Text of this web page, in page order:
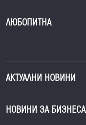
ЛЮБОПИТНА
АКТУАЛНИ НОВИНИ
НОВИНИ ЗА БИЗНЕСА